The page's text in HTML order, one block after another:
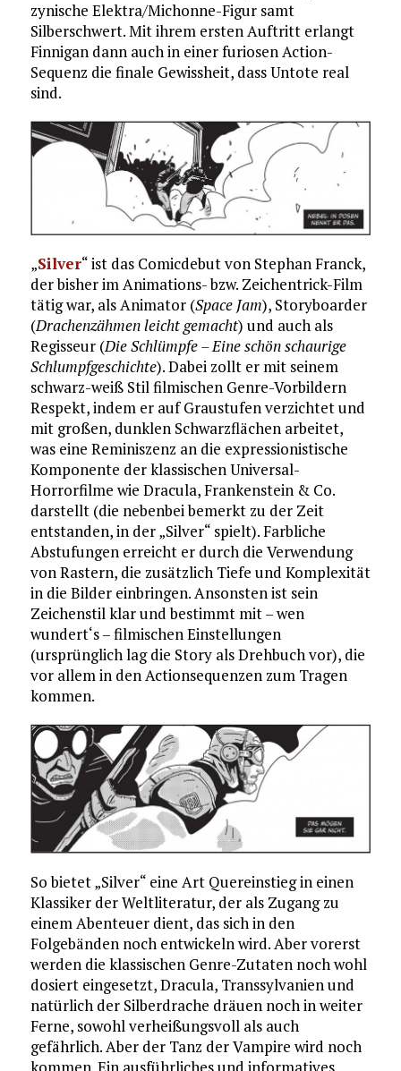
zynische Elektra/Michonne-Figur samt
Silberschwert. Mit ihrem ersten Auftritt erlangt
Finnigan dann auch in einer furiosen Action-
Sequenz die finale Gewissheit, dass Untote real
sind.
„Silver“ ist das Comicdebut von Stephan Franck,
der bisher im Animations- bzw. Zeichentrick-Film
tätig war, als Animator (Space Jam), Storyboarder
(Drachenzähmen leicht gemacht) und auch als
Regisseur (Die Schlümpfe – Eine schön schaurige
Schlumpfgeschichte). Dabei zollt er mit seinem
schwarz-weiß Stil filmischen Genre-Vorbildern
Respekt, indem er auf Graustufen verzichtet und
mit großen, dunklen Schwarzflächen arbeitet,
was eine Reminiszenz an die expressionistische
Komponente der klassischen Universal-
Horrorfilme wie Dracula, Frankenstein & Co.
darstellt (die nebenbei bemerkt zu der Zeit
entstanden, in der „Silver“ spielt). Farbliche
Abstufungen erreicht er durch die Verwendung
von Rastern, die zusätzlich Tiefe und Komplexität
in die Bilder einbringen. Ansonsten ist sein
Zeichenstil klar und bestimmt mit – wen
wundert‘s – filmischen Einstellungen
(ursprünglich lag die Story als Drehbuch vor), die
vor allem in den Actionsequenzen zum Tragen
kommen.
So bietet „Silver“ eine Art Quereinstieg in einen
Klassiker der Weltliteratur, der als Zugang zu
einem Abenteuer dient, das sich in den
Folgebänden noch entwickeln wird. Aber vorerst
werden die klassischen Genre-Zutaten noch wohl
dosiert eingesetzt, Dracula, Transsylvanien und
natürlich der Silberdrache dräuen noch in weiter
Ferne, sowohl verheißungsvoll als auch
gefährlich. Aber der Tanz der Vampire wird noch
kommen. Ein ausführliches und informatives